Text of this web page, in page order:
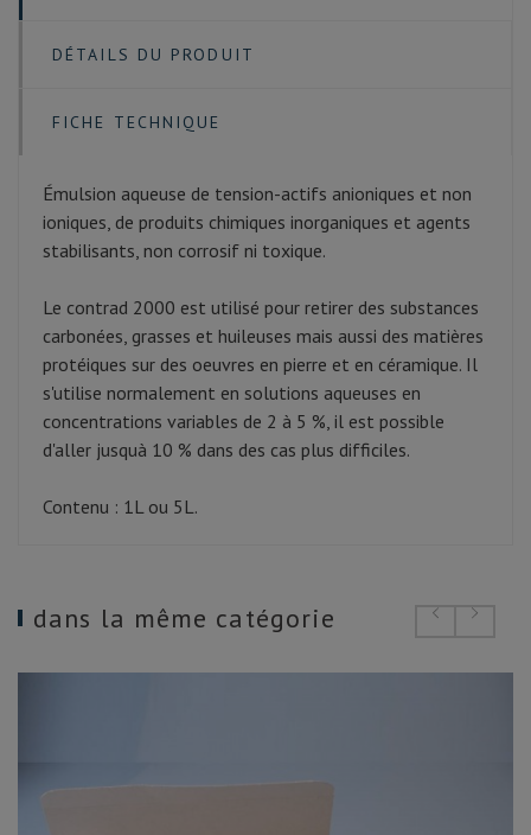
DÉTAILS DU PRODUIT
FICHE TECHNIQUE
Émulsion aqueuse de tension-actifs anioniques et non
ioniques, de produits chimiques inorganiques et agents
stabilisants, non corrosif ni toxique.
Le contrad 2000 est utilisé pour retirer des substances
carbonées, grasses et huileuses mais aussi des matières
protéiques sur des oeuvres en pierre et en céramique. Il
s'utilise normalement en solutions aqueuses en
concentrations variables de 2 à 5 %, il est possible
d'aller jusquà 10 % dans des cas plus difficiles.
Contenu : 1L ou 5L.
dans la même catégorie